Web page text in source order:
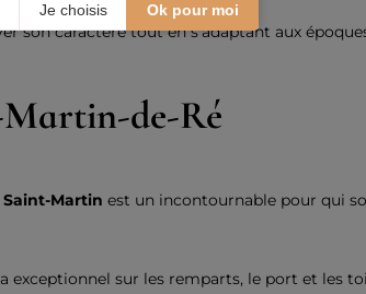
son caractère tout en s’adaptant aux
de-Ré
Martin est un incontournable pour qui
exceptionnel sur les remparts, le port et les
Ok pour moi
Je choisis